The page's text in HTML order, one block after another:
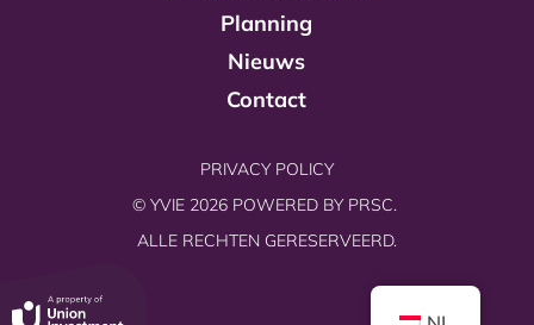
Planning
Nieuws
Contact
PRIVACY POLICY
© YVIE 2026 POWERED BY PRSC.
ALLE RECHTEN GERESERVEERD.